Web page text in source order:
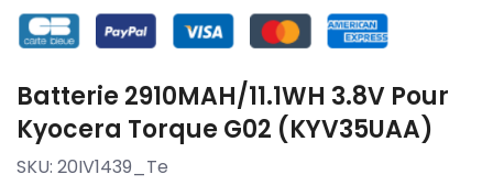
Batterie 2910MAH/11.1WH 3.8V Pour
Kyocera Torque G02 (KYV35UAA)
SKU: 20IV1439_Te